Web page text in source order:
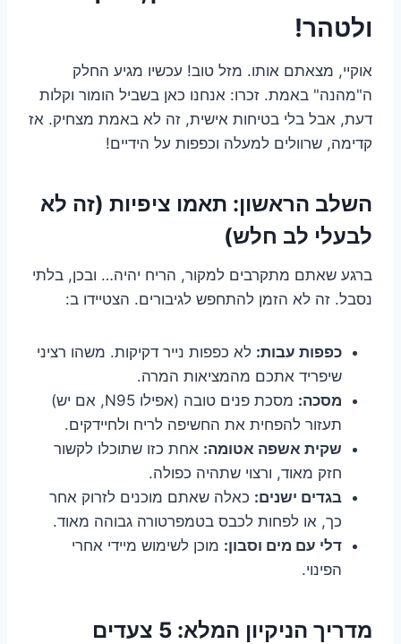
ולטהר!
אוקיי, מצאתם אותו. מזל טוב! עכשיו מגיע החלק
ה"מהנה" באמת. זכרו: אנחנו כאן בשביל הומור וקלות
דעת, אבל בלי בטיחות אישית, זה לא באמת מצחיק. אז
קדימה, שרוולים למעלה וכפפות על הידיים!
השלב הראשון: תאמו ציפיות (זה לא
לבעלי לב חלש)
ברגע שאתם מתקרבים למקור, הריח יהיה… ובכן, בלתי
נסבל. זה לא הזמן להתחפש לגיבורים. הצטיידו ב:
כפפות עבות: לא כפפות נייר דקיקות. משהו רציני
שיפריד אתכם מהמציאות המרה.
מסכה:
מסכת פנים טובה (אפילו N95, אם יש)
תעזור להפחית את החשיפה לריח ולחיידקים.
שקית אשפה אטומה: אחת כזו שתוכלו לקשור
חזק מאוד, ורצוי שתהיה כפולה.
בגדים ישנים: כאלה שאתם מוכנים לזרוק אחר
כך, או לפחות לכבס בטמפרטורה גבוהה מאוד.
דלי עם מים וסבון: מוכן לשימוש מיידי אחרי
הפינוי.
מדריך הניקיון המלא: 5 צעדים